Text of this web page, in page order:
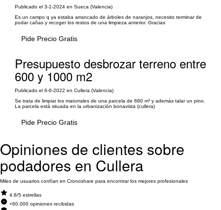
Publicado el 3-1-2024 en Sueca (Valencia)
Es un campo q ya estaba arrancado de árboles de naranjos, necesito terminar de
podar cañas y recoger los restos de una limpieza anterior. Gracias
Pide Precio Gratis
Presupuesto desbrozar terreno entre
600 y 1000 m2
Publicado el 6-6-2022 en Cullera (Valencia)
Se trata de limpiar los matorrales de una parcela de 680 m² y además talar un pino.
La parcela está situada en la urbanización bonavista (cullera)
Pide Precio Gratis
Opiniones de clientes sobre
podadores en Cullera
Miles de usuarios confían en Cronoshare para encontrar los mejores profesionales
4.8/5 estrellas
+60.000 opiniones recibidas